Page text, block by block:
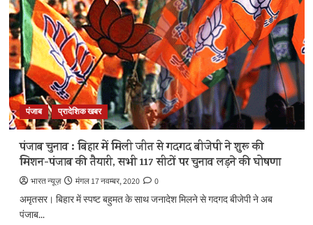
वापसी,
पंजाब
के
पूर्व
CM
प्रकाश
सिंह
बादल
और
सांसद
सिंह
ढींढसा
ने
लौटाए
पद्म
पुरस्कार
पंजाब प्रादेशिक खबर
पंजाब चुनाव : बिहार में मिली जीत से गदगद बीजेपी ने शुरू की
मिशन-पंजाब की तैयारी, सभी 117 सीटों पर चुनाव लड़ने की घोषणा
भारत न्यूज़ मंगल 17 नवम्बर, 2020
0
अमृतसर। बिहार में स्पष्ट बहुमत के साथ जनादेश मिलने से गदगद बीजेपी ने अब
पंजाब...